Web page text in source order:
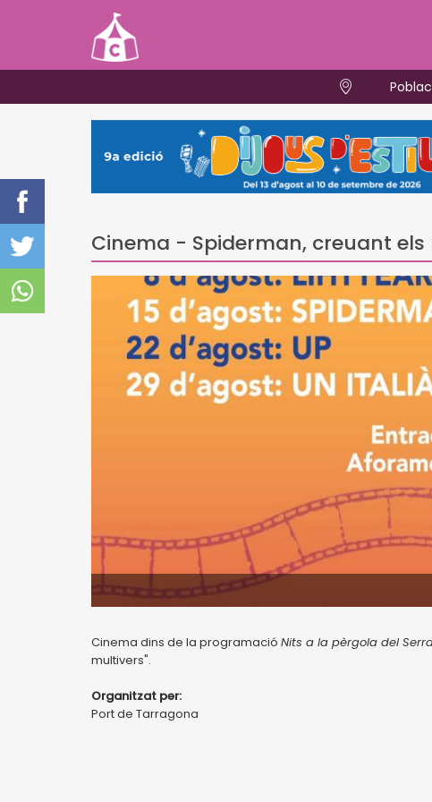
Cinema - Spiderman, creuant
Cinema dins de la programació Nits a la pèrgola del
multivers".
Organitzat per:
Port de Tarragona